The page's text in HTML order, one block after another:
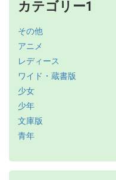
カテゴリー1
その他
アニメ
レディース
ワイド・蔵書版
少女
少年
文庫版
青年